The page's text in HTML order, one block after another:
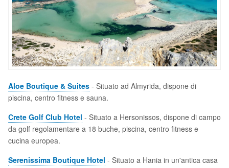
Aloe Boutique & Suites - Situato ad Almyrida, dispone di
piscina, centro fitness e sauna.
Crete Golf Club Hotel - Situato a Hersonissos, dispone di campo
da golf regolamentare a 18 buche, piscina, centro fitness e
cucina europea.
Serenissima Boutique Hotel - Situato a Hania in un'antica casa